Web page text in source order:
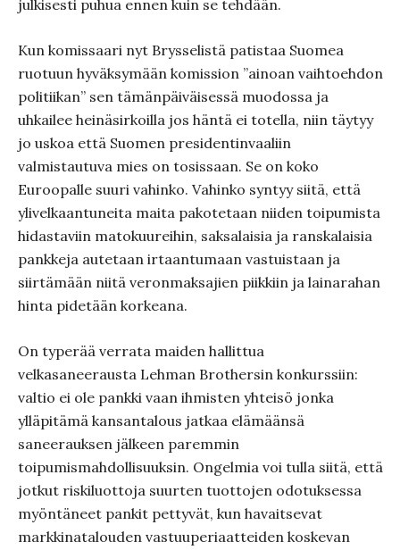
julkisesti puhua ennen kuin se tehdään.
Kun komissaari nyt Brysselistä patistaa Suomea
ruotuun hyväksymään komission ”ainoan vaihtoehdon
politiikan” sen tämänpäiväisessä muodossa ja
uhkailee heinäsirkoilla jos häntä ei totella, niin täytyy
jo uskoa että Suomen presidentinvaaliin
valmistautuva mies on tosissaan. Se on koko
Euroopalle suuri vahinko. Vahinko syntyy siitä, että
ylivelkaantuneita maita pakotetaan niiden toipumista
hidastaviin matokuureihin, saksalaisia ja ranskalaisia
pankkeja autetaan irtaantumaan vastuistaan ja
siirtämään niitä veronmaksajien piikkiin ja lainarahan
hinta pidetään korkeana.
On typerää verrata maiden hallittua
velkasaneerausta Lehman Brothersin konkurssiin:
valtio ei ole pankki vaan ihmisten yhteisö jonka
ylläpitämä kansantalous jatkaa elämäänsä
saneerauksen jälkeen paremmin
toipumismahdollisuuksin. Ongelmia voi tulla siitä, että
jotkut riskiluottoja suurten tuottojen odotuksessa
myöntäneet pankit pettyvät, kun havaitsevat
markkinatalouden vastuuperiaatteiden koskevan